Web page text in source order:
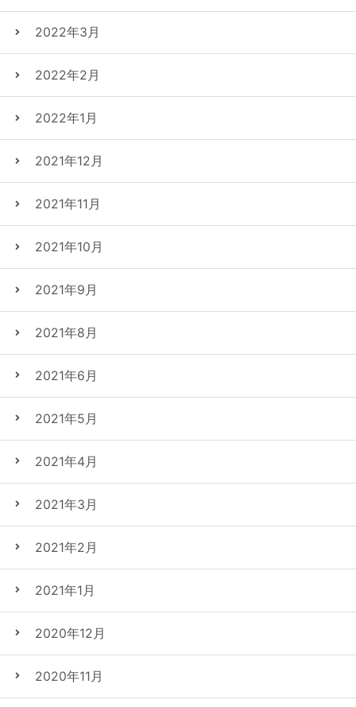
2022年3月
2022年2月
2022年1月
2021年12月
2021年11月
2021年10月
2021年9月
2021年8月
2021年6月
2021年5月
2021年4月
2021年3月
2021年2月
2021年1月
2020年12月
2020年11月